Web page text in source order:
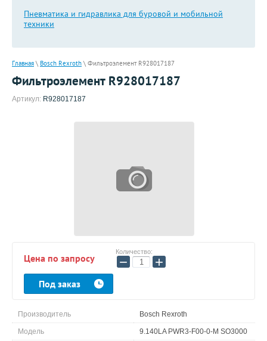
Пневматика и гидравлика для буровой и мобильной
техники
Главная\ Bosch Rexroth\ Фильтроэлемент R928017187
Фильтроэлемент R928017187
Артикул: R928017187
Цена по запросу
Количество:
− +
Под заказ
Производитель Bosch Rexroth
Модель 9.140LA PWR3-F00-0-M SO3000